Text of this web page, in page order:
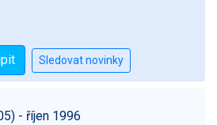
- říjen 1996